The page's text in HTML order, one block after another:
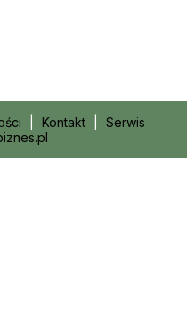
Kontakt
Serwis